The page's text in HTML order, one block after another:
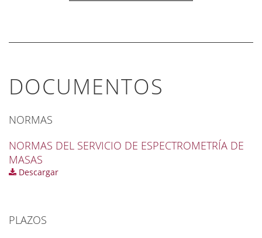
DOCUMENTOS
NORMAS
NORMAS DEL SERVICIO DE ESPECTROMETRÍA DE
MASAS
Descargar
PLAZOS